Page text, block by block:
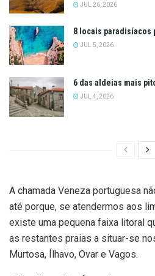
JUL 26, 2026
8 locais paradisíacos
JUL 5, 2026
6 das aldeias mais
JUL 4, 2026
A chamada Veneza portuguesa
até porque, se atendermos aos
existe uma pequena faixa litoral
as restantes praias a situar-se
Murtosa, Ílhavo, Ovar e Vagos.